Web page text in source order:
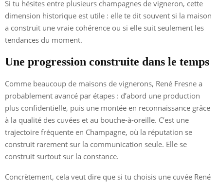
Si tu hésites entre plusieurs champagnes de vigneron, cette
dimension historique est utile : elle te dit souvent si la maison
a construit une vraie cohérence ou si elle suit seulement les
tendances du moment.
Une progression construite dans le temps
Comme beaucoup de maisons de vignerons, René Fresne a
probablement avancé par étapes : d’abord une production
plus confidentielle, puis une montée en reconnaissance grâce
à la qualité des cuvées et au bouche-à-oreille. C’est une
trajectoire fréquente en Champagne, où la réputation se
construit rarement sur la communication seule. Elle se
construit surtout sur la constance.
Concrètement, cela veut dire que si tu choisis une cuvée René